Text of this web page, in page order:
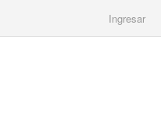
Ingresar